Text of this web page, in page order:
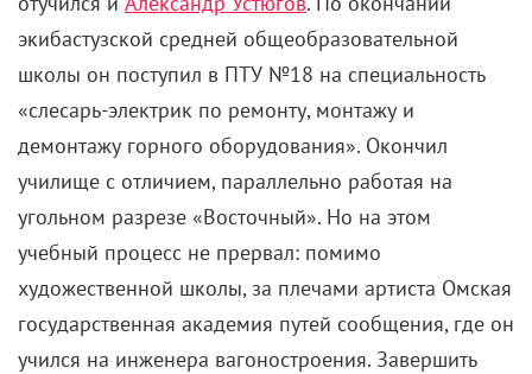
экибастузской средней общеобразовательной
школы он поступил в ПТУ №18 на специальность
«слесарь-электрик по ремонту, монтажу и
демонтажу горного оборудования». Окончил
училище с отличием, параллельно работая на
угольном разрезе «Восточный». Но на этом
учебный процесс не прервал: помимо
художественной школы, за плечами артиста Омская
государственная академия путей сообщения, где он
учился на инженера вагоностроения. Завершить